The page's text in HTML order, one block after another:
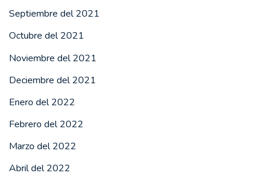
Septiembre del 2021
Octubre del 2021
Noviembre del 2021
Deciembre del 2021
Enero del 2022
Febrero del 2022
Marzo del 2022
Abril del 2022